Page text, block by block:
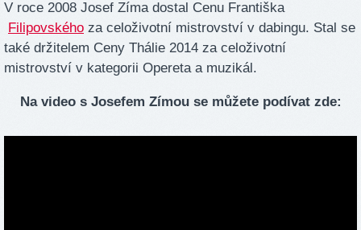
V roce 2008 Josef Zíma dostal Cenu Františka
Filipovského za celoživotní mistrovství v dabingu. Stal se
také držitelem Ceny Thálie 2014 za celoživotní
mistrovství v kategorii Opereta a muzikál.
Na video s Josefem Zímou se můžete podívat zde: